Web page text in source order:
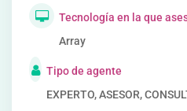
Tecnología en la que
Array
Tipo de agente
EXPERTO, ASESOR,